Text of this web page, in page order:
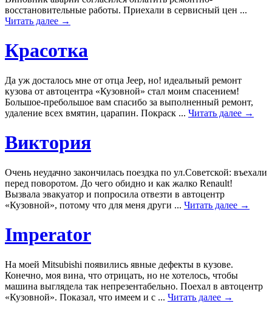
восстановительные работы. Приехали в сервисный цен ...
Читать далее →
Красотка
Да уж досталось мне от отца Jeep, но! идеальный ремонт
кузова от автоцентра «Кузовной» стал моим спасением!
Большое-пребольшое вам спасибо за выполненный ремонт,
удаление всех вмятин, царапин. Покраск ... Читать далее →
Виктория
Очень неудачно закончилась поездка по ул.Советской: въехали
перед поворотом. До чего обидно и как жалко Renault!
Вызвала эвакуатор и попросила отвезти в автоцентр
«Кузовной», потому что для меня други ... Читать далее →
Imperator
На моей Mitsubishi появились явные дефекты в кузове.
Конечно, моя вина, что отрицать, но не хотелось, чтобы
машина выглядела так непрезентабельно. Поехал в автоцентр
«Кузовной». Показал, что имеем и с ... Читать далее →